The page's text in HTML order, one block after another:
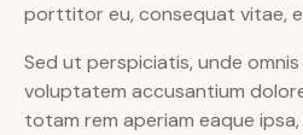
porttitor eu, consequat vitae,
Sed ut perspiciatis, unde
voluptatem accusantium
totam rem aperiam eaque